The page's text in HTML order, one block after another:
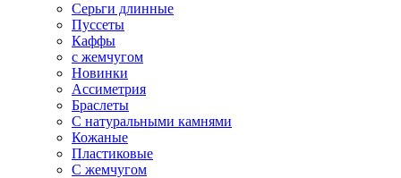
Серьги длинные
Пуссеты
Каффы
с жемчугом
Новинки
Ассиметрия
Браслеты
С натуральными камнями
Кожаные
Пластиковые
С жемчугом